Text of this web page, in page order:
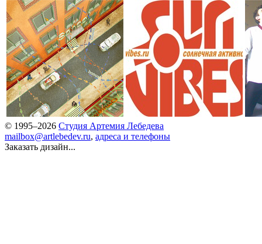
© 1995–2026 Студия Артемия Лебедева
mailbox@artlebedev.ru, адреса и телефоны
Заказать дизайн...